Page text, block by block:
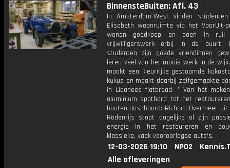
BinnensteBuiten: Afl. 43
In Amsterdam-West vinden
Elisabeth woonruimte via het VoorUit-
wonen goedkoop en doen in ruil
vrijwilligerswerk erbij in de buurt.
studenten zijn goede vriendinnen
leren veel van het mooie werk in de
maakt een kleurrijke gestoomde
kukus en maakt daarbij zelfgemaakte
in Libanees flatbread. * Van het
aluminium spatbord tot het
houten dashboard: Richard Overmeer
Rodenrijs stopt dagelijks al zijn
energie in het restaureren en
klassieke, vaak vooroorlogse auto's.
12-03-2026 19:10 NPO2
Alle afleveringen